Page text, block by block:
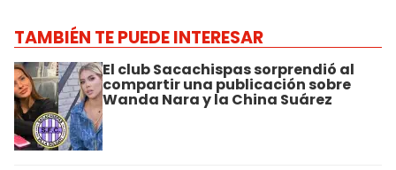
TAMBIÉN TE PUEDE INTERESAR
El club Sacachispas sorprendió al
compartir una publicación sobre
Wanda Nara y la China Suárez